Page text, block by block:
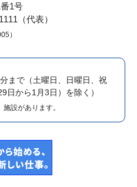
1号
（代表）
）
まで （土曜日、日曜日、祝
日から1月3日）を除く）
設があります。